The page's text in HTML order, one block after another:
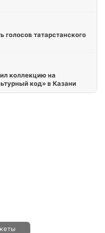
голосов татарстанского
коллекцию на
код» в Казани